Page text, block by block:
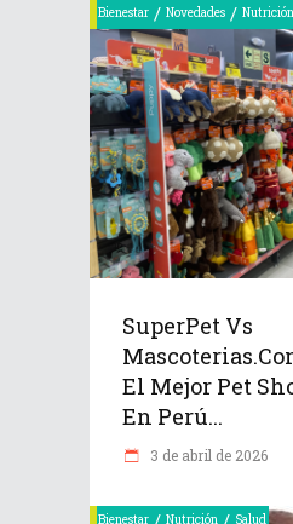
Bienestar / Novedades / Nutrición
SuperPet Vs
El Mejor Pet
En Perú...
3 de abril de 2026
Bienestar Nutrición Salud